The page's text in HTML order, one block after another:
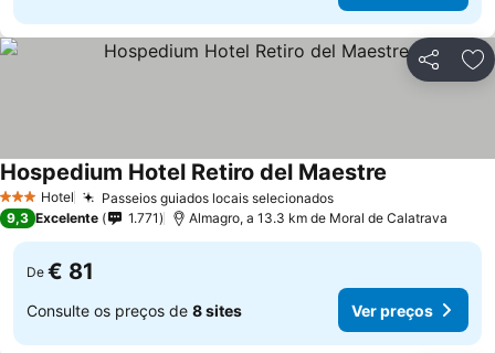
Partilhar
3 EstrelasHotel Passeios guiados locais selecionados
Hospedium Hotel Retiro del Maestre
9,3 Excelente 1.771 Almagro, a 13.3 km de Moral de Calatrava
De € 81
Consulte os preços de 8 sites Ver preços